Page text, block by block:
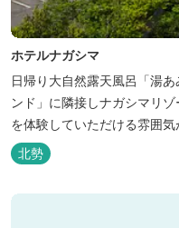
ホテルナガシマ
日帰り大自然露天風呂「湯
ンド」に隣接しナガシマリ
を体験していただける雰囲
北勢